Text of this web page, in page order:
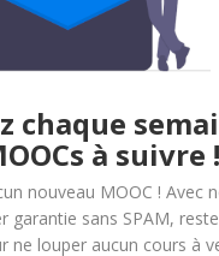
chaque
à suivre !
nouveau MOOC ! Avec
garantie sans SPAM,
ne louper aucun cours à